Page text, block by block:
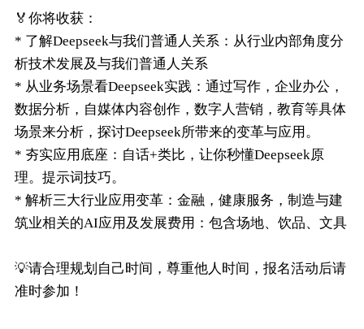
🏅你将收获：
* 了解Deepseek与我们普通人关系：从行业内部角度分
析技术发展及与我们普通人关系
* 从业务场景看Deepseek实践：通过写作，企业办公，
数据分析，自媒体内容创作，数字人营销，教育等具体
场景来分析，探讨Deepseek所带来的变革与应用。
* 夯实应用底座：自话+类比，让你秒懂Deepseek原
理。提示词技巧。
* 解析三大行业应用变革：金融，健康服务，制造与建
筑业相关的AI应用及发展费用：包含场地、饮品、文具
💡请合理规划自己时间，尊重他人时间，报名活动后请
准时参加！